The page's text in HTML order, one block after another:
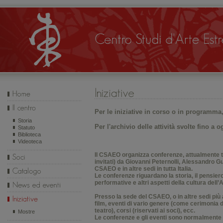
Storia
Statuto
Biblioteca
Videoteca
Mostre
Per le iniziative in corso o in programma
Per l'archivio delle attività svolte fino a
Il CSAEO organizza conferenze,
invitati) da Giovanni Peternolli, Alessandro
CSAEO e in altre sedi in tutta Italia.
Le conferenze riguardano la storia, il
performative e altri aspetti della cultura
Presso la sede del CSAEO, o in altre sedi
film, eventi di vario genere (come cerimonia
teatro), corsi (riservati ai soci), ecc.
Le conferenze e gli eventi sono